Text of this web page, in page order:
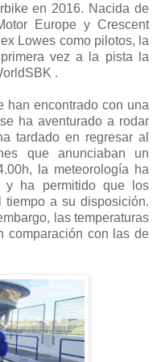
en 2016. Nacida de
Europe y Crescent
Lowes como pilotos, la
vez a la pista la
.
han encontrado con una
ha aventurado a rodar
tardado en regresar al
que anunciaban un
la meteorología ha
y ha permitido que los
tiempo a su disposición.
las temperaturas
comparación con las de